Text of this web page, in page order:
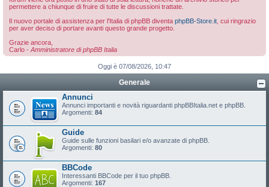
permettere a chiunque di fruire di tutte le discussioni trattate.
Il nuovo portale di assistenza per l'Italia di phpBB diventa phpBB-Store.it , cui ringrazio
per aver deciso di portare avanti questo grande progetto.
Grazie ancora,
Carlo - Amministratore di phpBB Italia
Oggi è 07/08/2026, 10:47
Generale
Annunci
Annunci importanti e novità riguardanti phpBBItalia.net e phpBB.
Argomenti: 84
Guide
Guide sulle funzioni basilari e/o avanzate di phpBB.
Argomenti: 80
BBCode
Interessanti BBCode per il tuo phpBB.
Argomenti: 167